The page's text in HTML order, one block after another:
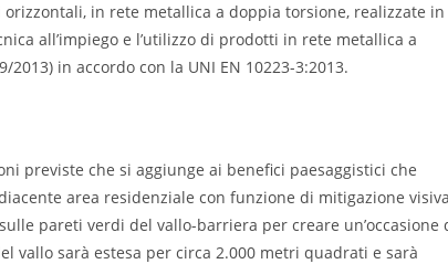
in rete metallica a doppia torsione, realizzate in
all’impiego e l’utilizzo di prodotti in rete metallica a
in accordo con la UNI EN 10223-3:2013.
previste che si aggiunge ai benefici paesaggistici che
area residenziale con funzione di mitigazione visiva
pareti verdi del vallo-barriera per creare un’occasione
vallo sarà estesa per circa 2.000 metri quadrati e sarà